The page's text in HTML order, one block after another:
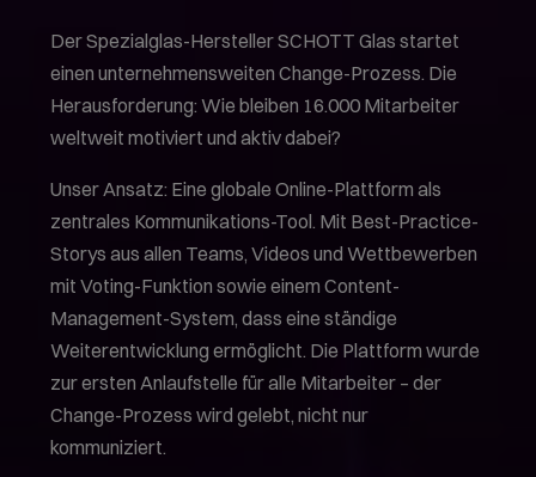
Der Spezialglas-Hersteller SCHOTT Glas startet
einen unternehmensweiten Change-Prozess. Die
Herausforderung: Wie bleiben 16.000 Mitarbeiter
weltweit motiviert und aktiv dabei?
Unser Ansatz: Eine globale Online-Plattform als
zentrales Kommunikations-Tool. Mit Best-Practice-
Storys aus allen Teams, Videos und Wettbewerben
mit Voting-Funktion sowie einem Content-
Management-System, dass eine ständige
Weiterentwicklung ermöglicht. Die Plattform wurde
zur ersten Anlaufstelle für alle Mitarbeiter – der
Change-Prozess wird gelebt, nicht nur
kommuniziert.